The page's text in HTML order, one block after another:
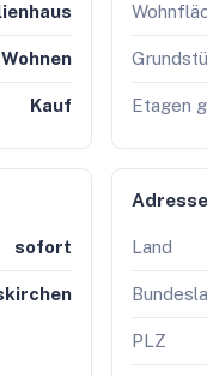
Wohnen
Kauf Etagen
sofort Land
PLZ